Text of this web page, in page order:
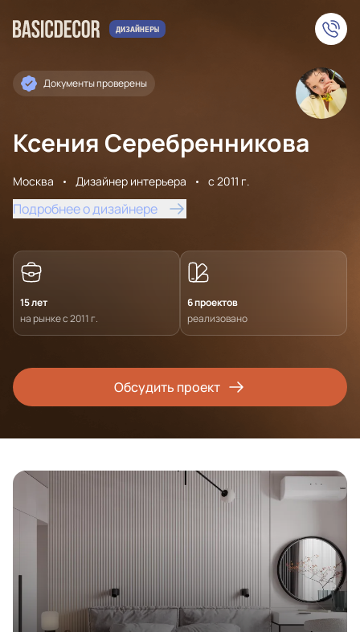
Документы проверены
Ксения Серебренникова
Москва Дизайнер интерьера с 2011 г.
Подробнее о дизайнере
15 лет
на рынке с 2011 г.
6 проектов
реализовано
Обсудить проект